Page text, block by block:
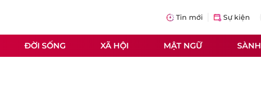
Tin mới Sự kiện
ĐỜI SỐNG XÃ HỘI MẬT NGỮ SÀNH